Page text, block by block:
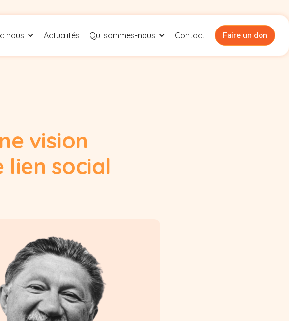
nous Actualités Qui sommes-nous Contact Faire un don
vision
lien social